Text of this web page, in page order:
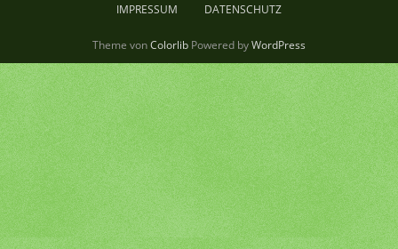
IMPRESSUM DATENSCHUTZ
Theme vonColorlib Powered byWordPress